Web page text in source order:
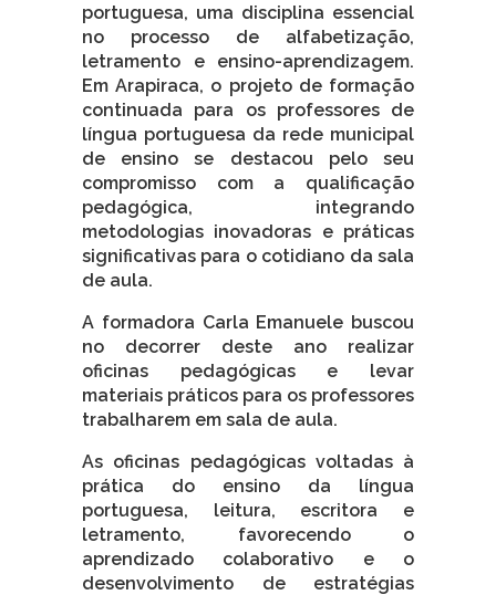
portuguesa, uma disciplina essencial
no processo de alfabetização,
letramento e ensino-aprendizagem.
Em Arapiraca, o projeto de formação
continuada para os professores de
língua portuguesa da rede municipal
de ensino se destacou pelo seu
compromisso com a qualificação
pedagógica, integrando
metodologias inovadoras e práticas
significativas para o cotidiano da sala
de aula.
A formadora Carla Emanuele buscou
no decorrer deste ano realizar
oficinas pedagógicas e levar
materiais práticos para os professores
trabalharem em sala de aula.
As oficinas pedagógicas voltadas à
prática do ensino da língua
portuguesa, leitura, escritora e
letramento, favorecendo o
aprendizado colaborativo e o
desenvolvimento de estratégias